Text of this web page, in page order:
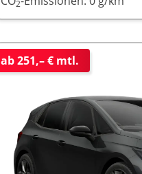
2
ab 251,– € mtl.